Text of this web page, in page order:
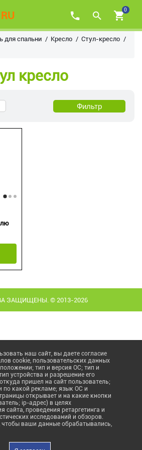
RU 0
для спальни Кресло
Стул-кресло
кресло
Фильтр
ЗАЩИЩЕНЫ. © 2013-2026
наш сайт, вы даете согласие
cookie, пользовательских данных
тип и версия ОС; тип и
устройства и разрешение его
пришел на сайт пользователь;
по какой рекламе; язык ОС и
открывает и на какие кнопки
ip-адрес) в целях
сайта, проведения ретаргетинга и
исследований и обзоров.
чтобы ваши данные обрабатывались,